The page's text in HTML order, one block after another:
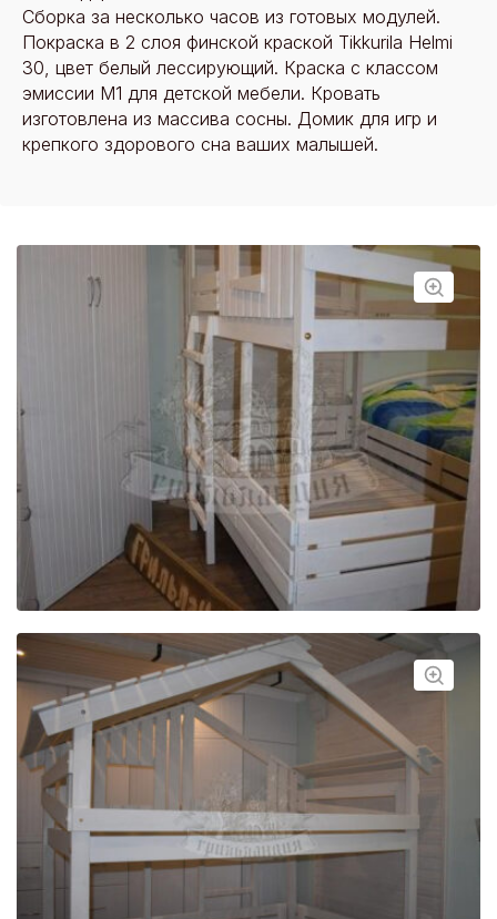
Сборка за несколько часов из готовых модулей.
Покраска в 2 слоя финской краской Tikkurila Helmi
30, цвет белый лессирующий. Краска с классом
эмиссии М1 для детской мебели. Кровать
изготовлена из массива сосны. Домик для игр и
крепкого здорового сна ваших малышей.